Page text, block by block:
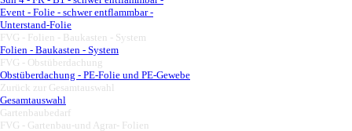
Event - Folie - schwer entflammbar -
Unterstand-Folie
FVG - Folien - Baukasten - System
Folien - Baukasten - System
FVG - Obstüberdachung
Obstüberdachung - PE-Folie und PE-Gewebe
Zurück zur Gesamtauswahl
Gesamtauswahl
Gartenbaubedarf
FVG - Gartenbau-und Agrar- Folien